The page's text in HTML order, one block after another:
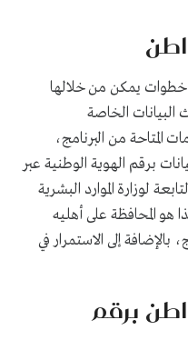
يمكن من خلالها
الخاصة
من البرنامج،
برقم الهوية الوطنية عبر
لوزارة الموارد البشرية
المحافظة على أهليه
إلى الاستمرار في
برقم